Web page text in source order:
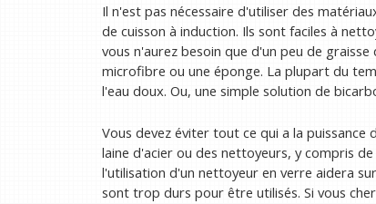
Il n'est pas nécessaire d'utiliser des
de cuisson à induction. Ils sont faciles à
vous n'aurez besoin que d'un peu de
microfibre ou une éponge. La plupart du
l'eau doux. Ou, une simple solution de
Vous devez éviter tout ce qui a la
laine d'acier ou des nettoyeurs, y compris
l'utilisation d'un nettoyeur en verre aidera
sont trop durs pour être utilisés. Si vous